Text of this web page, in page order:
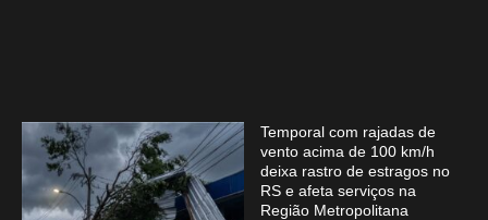
Temporal com rajadas de
vento acima de 100 km/h
deixa rastro de estragos no
RS e afeta serviços na
Região Metropolitana